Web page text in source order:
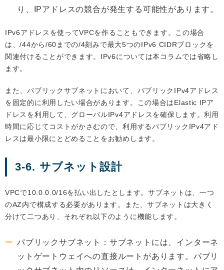
り、IPアドレスの競合が発生する可能性があります。
IPv6アドレスを使ってVPCを作ることもできます。この場合
は、/44から/60までの/4刻みで最大5つのIPv6 CIDRブロックを
関連付けることができます。IPv6については本コラムでは省略し
ます。
また、パブリックサブネットにおいて、パブリックIPv4アドレス
を固定的に利用したい場合があります。この場合はElastic IPア
ドレスを利用して、グローバルIPv4アドレスを確保します。利用
時間に応じてコストがかさむので、利用するパブリックIPv4アド
レスは最小限にとどめることをお勧めします。
3-6. サブネット設計
VPCで10.0.0.0/16を払い出したとします。サブネットは、一つ
のAZ内で構成する必要があります。また、サブネットは大きく
分けて二つあり、それぞれ以下のように機能します。
パブリックサブネット：サブネットには、インターネ
ットゲートウェイへの直接ルートがあります。パブリ